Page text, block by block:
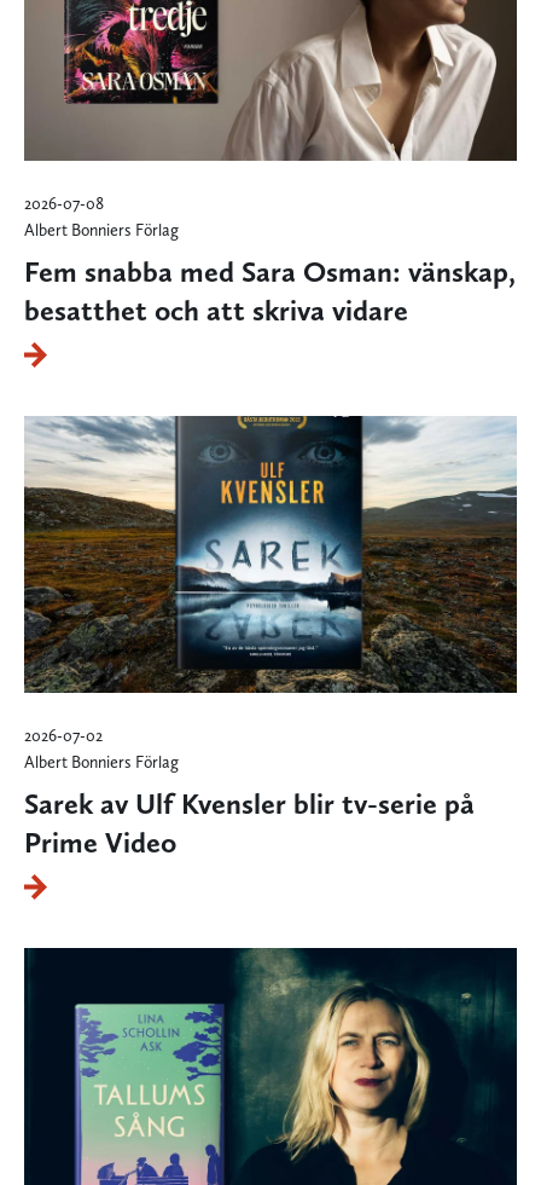
2026-07-08
Albert Bonniers Förlag
Fem snabba med Sara Osman: vänskap,
besatthet och att skriva vidare
2026-07-02
Albert Bonniers Förlag
Sarek av Ulf Kvensler blir tv-serie på
Prime Video